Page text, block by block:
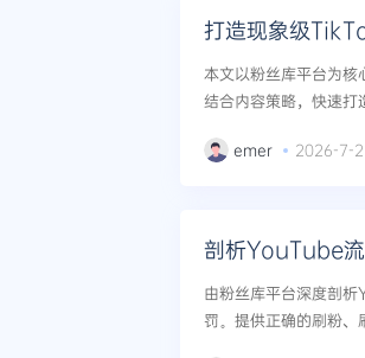
打造现象级
本文以粉丝库平台为核
结合内容策略，快速
emer 2026-7-
剖析YouTube
由粉丝库平台深度剖
罚。提供正确的刷粉